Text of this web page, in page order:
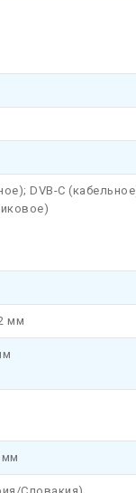
DVB-C
мм
мм